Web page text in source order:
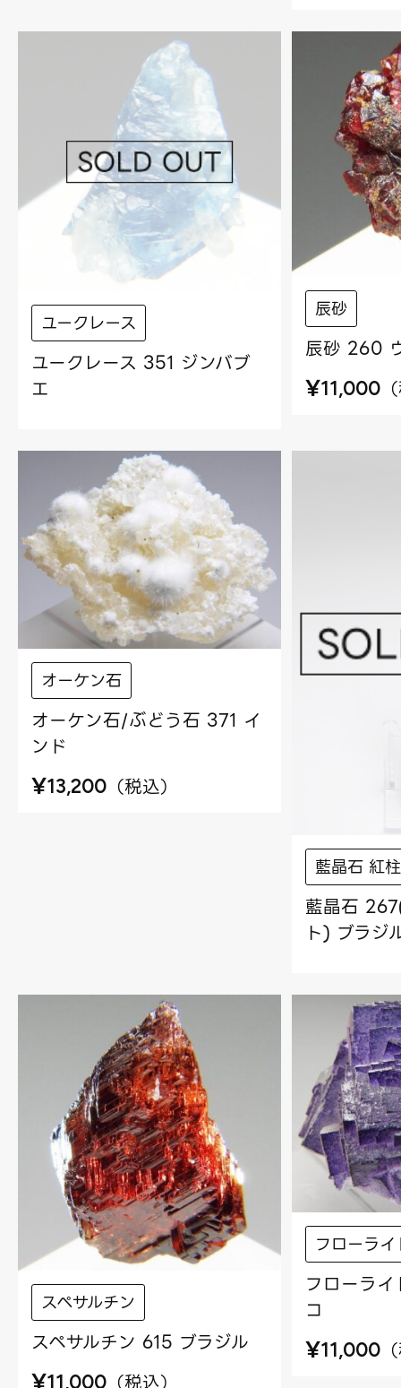
ユークレース
ユークレース 351 ジンバブ
エ
辰砂
辰砂 260
¥11,000 （
オーケン石
オーケン石/ぶどう石 371 イ
ンド
¥13,200 （税込）
藍晶石 紅
藍晶石
ト) ブラジ
スペサルチン
スペサルチン 615 ブラジル
11,000
フローラ
フローラ
コ
¥11,000 （